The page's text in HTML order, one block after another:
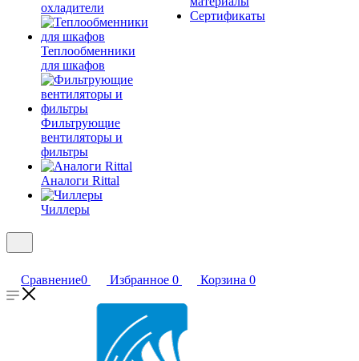
охладители
Теплообменники
для шкафов
Фильтрующие
вентиляторы и
фильтры
Аналоги Rittal
Чиллеры
Сертификаты
Сравнение0 Избранное 0 Корзина 0